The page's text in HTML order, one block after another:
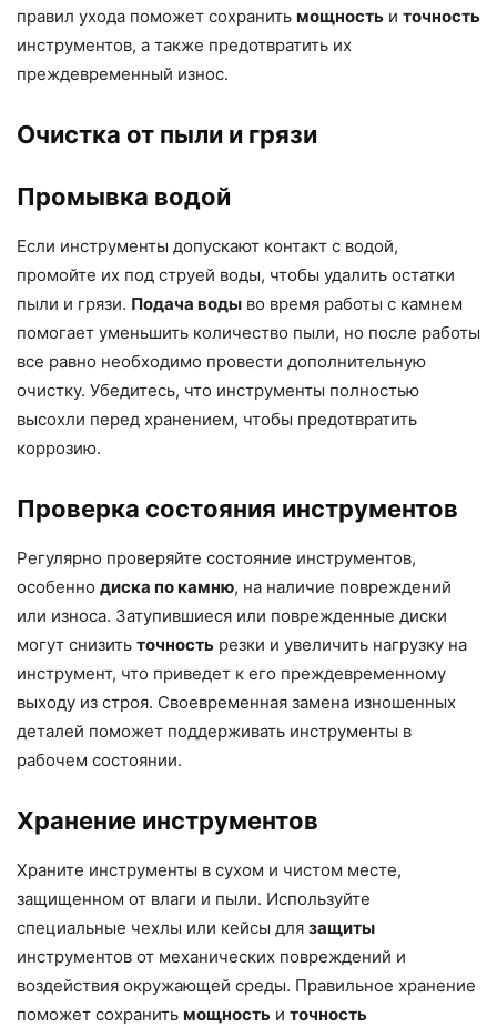
правил ухода поможет сохранить мощность и точность
инструментов, а также предотвратить их
преждевременный износ.
Очистка от пыли и грязи
Промывка водой
Если инструменты допускают контакт с водой,
промойте их под струей воды, чтобы удалить остатки
пыли и грязи. Подача воды во время работы с камнем
помогает уменьшить количество пыли, но после работы
все равно необходимо провести дополнительную
очистку. Убедитесь, что инструменты полностью
высохли перед хранением, чтобы предотвратить
коррозию.
Проверка состояния инструментов
Регулярно проверяйте состояние инструментов,
особенно диска по камню, на наличие повреждений
или износа. Затупившиеся или поврежденные диски
могут снизить точность резки и увеличить нагрузку на
инструмент, что приведет к его преждевременному
выходу из строя. Своевременная замена изношенных
деталей поможет поддерживать инструменты в
рабочем состоянии.
Хранение инструментов
Храните инструменты в сухом и чистом месте,
защищенном от влаги и пыли. Используйте
специальные чехлы или кейсы для защиты
инструментов от механических повреждений и
воздействия окружающей среды. Правильное хранение
поможет сохранить мощность и точность